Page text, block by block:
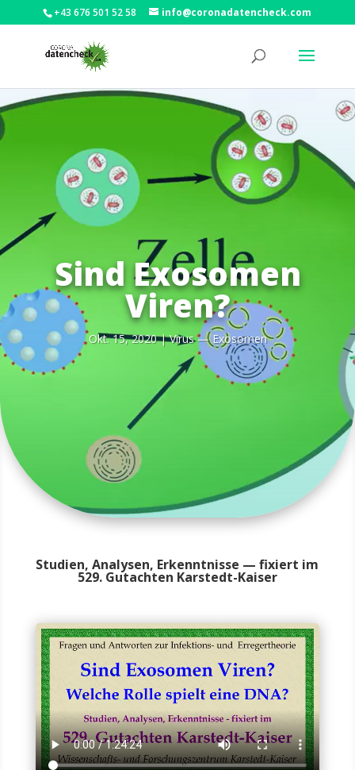
+43 676 501 52 58 info@coronadatencheck.com
Sind Exosomen
Viren?
Okt. 15, 2020|Virus — Exosomen
Studien, Analysen, Erkenntnisse — fixiert im
529. Gutachten Karstedt-Kaiser